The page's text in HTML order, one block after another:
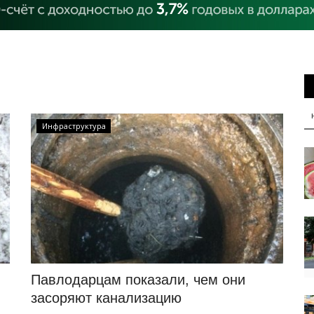
Инфраструктура
Павлодарцам показали, чем они
засоряют канализацию